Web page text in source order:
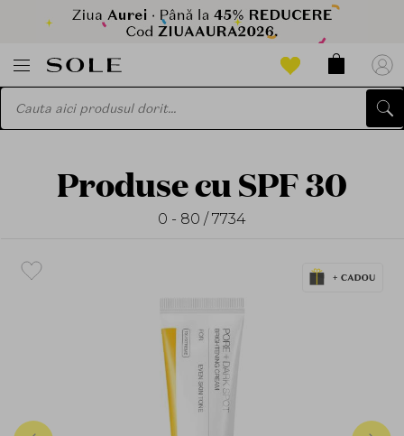
Produse cu SPF 30
0 - 80 / 7734